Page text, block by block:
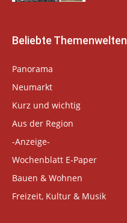
Beliebte Themenwelten
Panorama
Neumarkt
Kurz und wichtig
Aus der Region
-Anzeige-
Wochenblatt E-Paper
Bauen & Wohnen
Freizeit, Kultur & Musik